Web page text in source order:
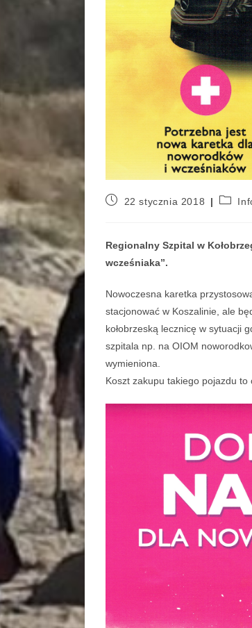
22 stycznia 2018
Regionalny Szpital w
wcześniaka”.
Nowoczesna karetka
stacjonować w Koszalinie, ale
kołobrzeską lecznicę w sytuacji
szpitala np. na OIOM
wymieniona.
Koszt zakupu takiego pojazdu to